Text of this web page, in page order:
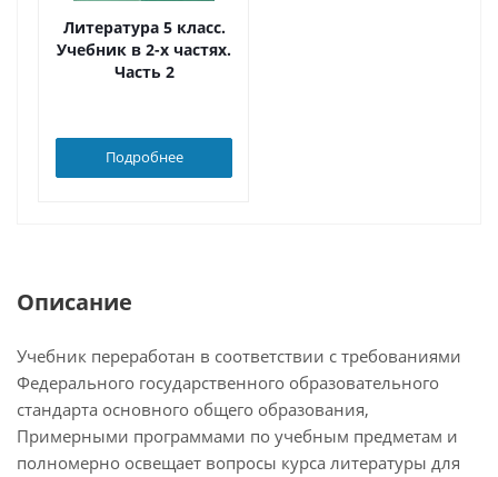
Литература 5 класс.
Учебник в 2-х частях.
Часть 2
Подробнее
Описание
Учебник переработан в соответствии с требованиями
Федерального государственного образовательного
стандарта основного общего образования,
Примерными программами по учебным предметам и
полномерно освещает вопросы курса литературы для